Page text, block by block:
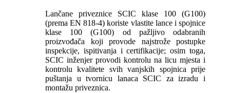
Lančane priveznice SCIC klase 100 (G100)
(prema EN 818-4) koriste vlastite lance i spojnice
klase 100 (G100) od pažljivo odabranih
proizvođača koji provode najstrože postupke
inspekcije, ispitivanja i certifikacije; osim toga,
SCIC inženjer provodi kontrolu na licu mjesta i
kontrolu kvalitete svih vanjskih spojnica prije
puštanja u tvornicu lanaca SCIC za izradu i
montažu priveznica.